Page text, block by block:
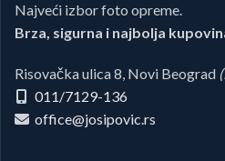
Najveći izbor foto opreme.
Brza, sigurna i najbolja
Risovačka ulica 8, Novi Beograd
011/7129-136
office@josipovic.rs